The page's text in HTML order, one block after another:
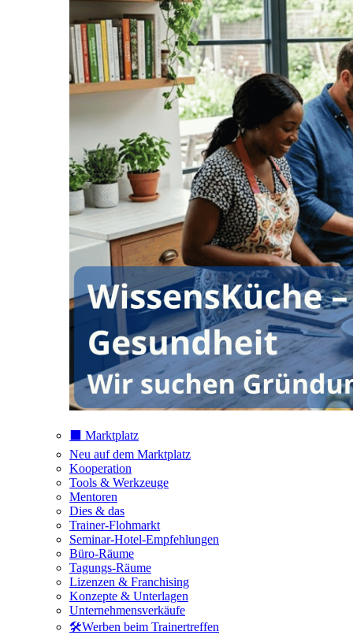
⬛️ Marktplatz
Neu auf dem Marktplatz
Kooperation
Tools & Werkzeuge
Mentoren
Dies & das
Trainer-Flohmarkt
Seminar-Hotel-Empfehlungen
Büro-Räume
Tagungs-Räume
Lizenzen & Franchising
Konzepte & Unterlagen
Unternehmensverkäufe
🛠️Werben beim Trainertreffen